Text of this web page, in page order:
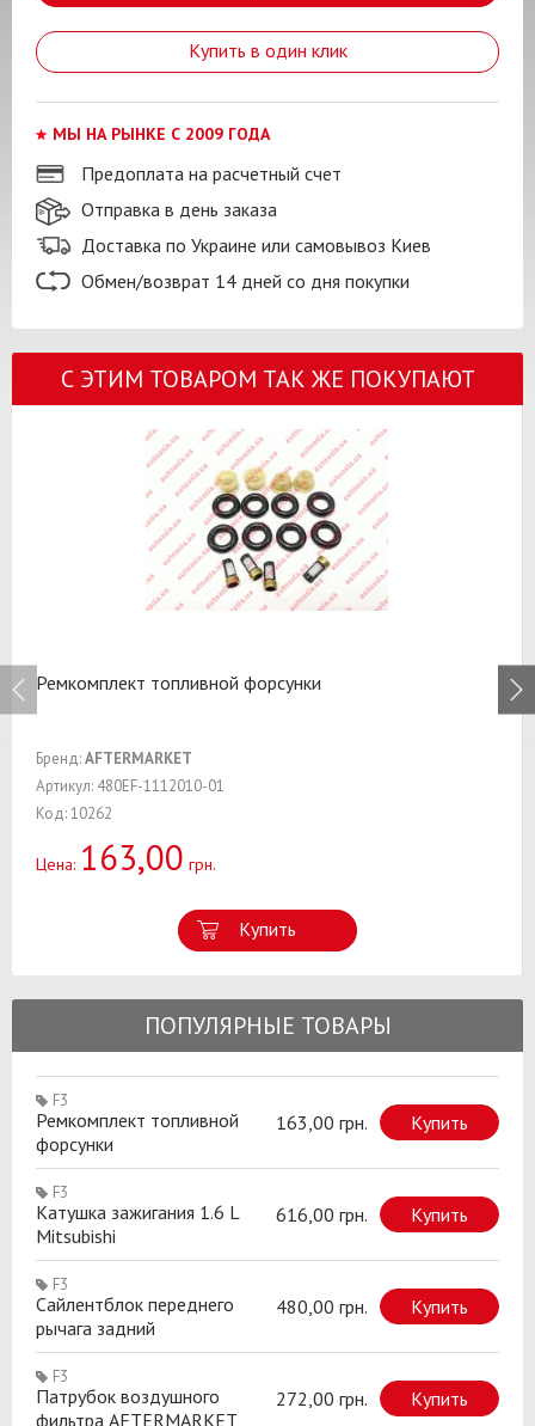
Купить в один клик
МЫ НА РЫНКЕ С 2009 ГОДА
Предоплата на расчетный счет
Отправка в день заказа
Доставка по Украине или самовывоз Киев
Обмен/возврат 14 дней со дня покупки
С ЭТИМ ТОВАРОМ ТАК ЖЕ ПОКУПАЮТ
Ремкомплект топливной форсунки
Бренд:AFTERMARKET
Артикул: 480EF-1112010-01
Код: 10262
Цена: 163,00 грн.
Купить
ПОПУЛЯРНЫЕ ТОВАРЫ
F3
Ремкомплект топливной
форсунки
163,00 грн. Купить
F3
Катушка зажигания 1.6 L
Mitsubishi
616,00 грн. Купить
F3
Сайлентблок переднего
рычага задний
480,00 грн. Купить
F3
Патрубок воздушного
фильтра AFTERMARKET
272,00 грн. Купить